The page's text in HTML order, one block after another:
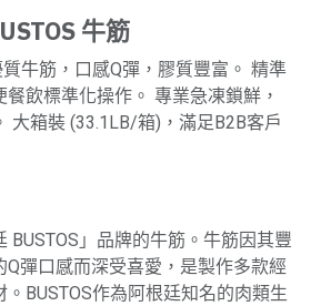
牛筋
牛筋，口感Q彈，膠質豐富。 精準
飲標準化操作。 專業急凍鎖鮮，
大箱裝 (33.1LB/箱)，滿足B2B客戶
BUSTOS」品牌的牛筋。牛筋因其豐
彈口感而深受喜愛，是製作多款經
BUSTOS作為阿根廷知名的肉類生